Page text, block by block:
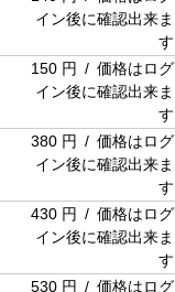
イン後に確認出来ま
す
150 円 / 価格はログ
イン後に確認出来ま
す
380 円 / 価格はログ
イン後に確認出来ま
す
430 円 / 価格はログ
イン後に確認出来ま
す
530 円 / 価格はログ